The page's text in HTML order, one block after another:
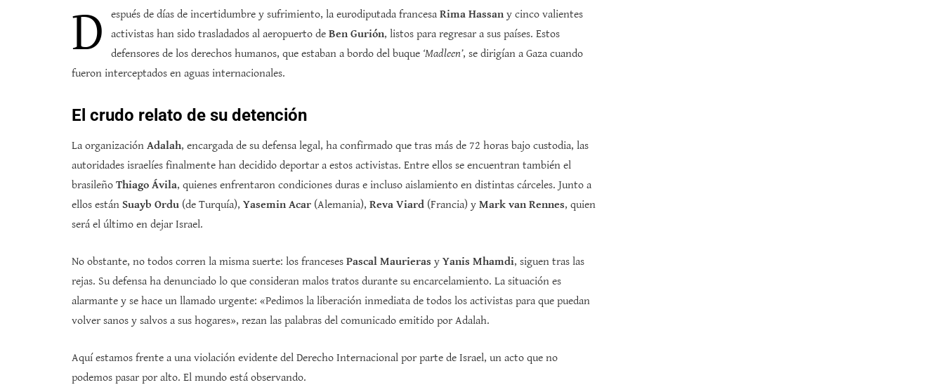
D espués de días de incertidumbre y sufrimiento, la eurodiputada francesa Rima Hassan y cinco valientes
activistas han sido trasladados al aeropuerto de Ben Gurión, listos para regresar a sus países. Estos
defensores de los derechos humanos, que estaban a bordo del buque ‘Madleen’, se dirigían a Gaza cuando
fueron interceptados en aguas internacionales.
El crudo relato de su detención
La organización Adalah, encargada de su defensa legal, ha confirmado que tras más de 72 horas bajo custodia, las
autoridades israelíes finalmente han decidido deportar a estos activistas. Entre ellos se encuentran también el
brasileño Thiago Ávila, quienes enfrentaron condiciones duras e incluso aislamiento en distintas cárceles. Junto a
ellos están Suayb Ordu (de Turquía), Yasemin Acar (Alemania), Reva Viard (Francia) y Mark van Rennes, quien
será el último en dejar Israel.
No obstante, no todos corren la misma suerte: los franceses Pascal Maurieras y Yanis Mhamdi, siguen tras las
rejas. Su defensa ha denunciado lo que consideran malos tratos durante su encarcelamiento. La situación es
alarmante y se hace un llamado urgente: «Pedimos la liberación inmediata de todos los activistas para que puedan
volver sanos y salvos a sus hogares», rezan las palabras del comunicado emitido por Adalah.
Aquí estamos frente a una violación evidente del Derecho Internacional por parte de Israel, un acto que no
podemos pasar por alto. El mundo está observando.